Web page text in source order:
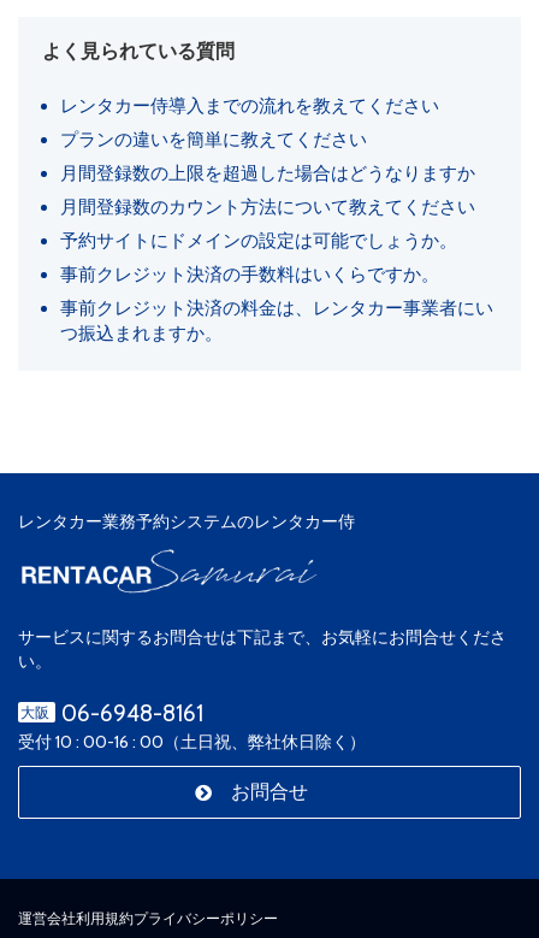
よく見られている質問
レンタカー侍導入までの流れを教えてください
プランの違いを簡単に教えてください
月間登録数の上限を超過した場合はどうなりますか
月間登録数のカウント方法について教えてください
予約サイトにドメインの設定は可能でしょうか。
事前クレジット決済の手数料はいくらですか。
事前クレジット決済の料金は、レンタカー事業者にい
つ振込まれますか。
レンタカー業務予約システムのレンタカー侍
サービスに関するお問合せは下記まで、お気軽にお問合せくださ
い。
大阪 06-6948-8161
受付 10 : 00-16 : 00（土日祝、弊社休日除く）
お問合せ
運営会社利用規約プライバシーポリシー